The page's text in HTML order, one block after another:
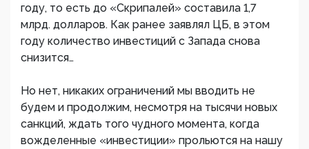
году, то есть до «Скрипалей» составила 1,7
млрд. долларов. Как ранее заявлял ЦБ, в этом
году количество инвестиций с Запада снова
снизится…
Но нет, никаких ограничений мы вводить не
будем и продолжим, несмотря на тысячи новых
санкций, ждать того чудного момента, когда
вожделенные «инвестиции» прольются на нашу